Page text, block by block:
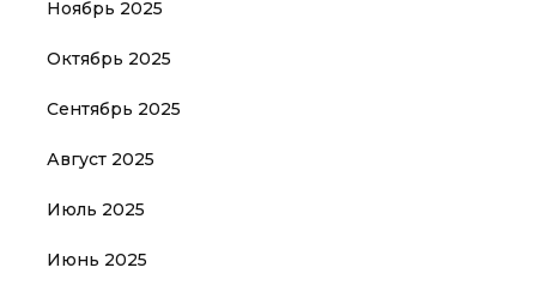
Ноябрь 2025
Октябрь 2025
Сентябрь 2025
Август 2025
Июль 2025
Июнь 2025